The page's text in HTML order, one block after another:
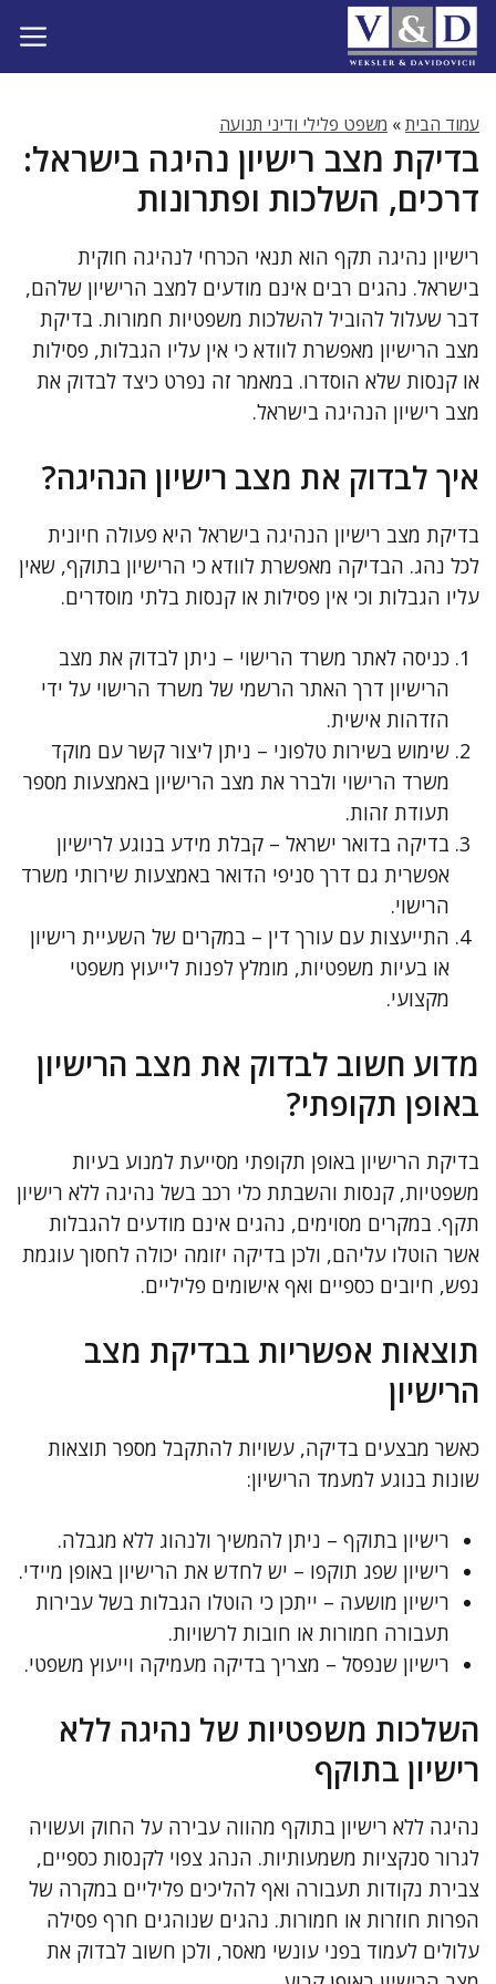
לדלג
לתוכן
עמוד הבית» משפט פלילי ודיני תנועה
בדיקת מצב רישיון נהיגה בישראל:
דרכים, השלכות ופתרונות
רישיון נהיגה תקף הוא תנאי הכרחי לנהיגה חוקית
בישראל. נהגים רבים אינם מודעים למצב הרישיון שלהם,
דבר שעלול להוביל להשלכות משפטיות חמורות. בדיקת
מצב הרישיון מאפשרת לוודא כי אין עליו הגבלות, פסילות
או קנסות שלא הוסדרו. במאמר זה נפרט כיצד לבדוק את
מצב רישיון הנהיגה בישראל.
איך לבדוק את מצב רישיון הנהיגה?
בדיקת מצב רישיון הנהיגה בישראל היא פעולה חיונית
לכל נהג. הבדיקה מאפשרת לוודא כי הרישיון בתוקף, שאין
עליו הגבלות וכי אין פסילות או קנסות בלתי מוסדרים.
כניסה לאתר משרד הרישוי – ניתן לבדוק את מצב
הרישיון דרך האתר הרשמי של משרד הרישוי על ידי
הזדהות אישית.
שימוש בשירות טלפוני – ניתן ליצור קשר עם מוקד
משרד הרישוי ולברר את מצב הרישיון באמצעות מספר
תעודת זהות.
בדיקה בדואר ישראל – קבלת מידע בנוגע לרישיון
אפשרית גם דרך סניפי הדואר באמצעות שירותי משרד
הרישוי.
התייעצות עם עורך דין – במקרים של השעיית רישיון
או בעיות משפטיות, מומלץ לפנות לייעוץ משפטי
מקצועי.
מדוע חשוב לבדוק את מצב הרישיון
באופן תקופתי?
בדיקת הרישיון באופן תקופתי מסייעת למנוע בעיות
משפטיות, קנסות והשבתת כלי רכב בשל נהיגה ללא רישיון
תקף. במקרים מסוימים, נהגים אינם מודעים להגבלות
אשר הוטלו עליהם, ולכן בדיקה יזומה יכולה לחסוך עוגמת
נפש, חיובים כספיים ואף אישומים פליליים.
תוצאות אפשריות בבדיקת מצב
הרישיון
כאשר מבצעים בדיקה, עשויות להתקבל מספר תוצאות
שונות בנוגע למעמד הרישיון:
רישיון בתוקף – ניתן להמשיך ולנהוג ללא מגבלה.
רישיון שפג תוקפו – יש לחדש את הרישיון באופן מיידי.
רישיון מושעה – ייתכן כי הוטלו הגבלות בשל עבירות
תעבורה חמורות או חובות לרשויות.
רישיון שנפסל – מצריך בדיקה מעמיקה וייעוץ משפטי.
השלכות משפטיות של נהיגה ללא
רישיון בתוקף
נהיגה ללא רישיון בתוקף מהווה עבירה על החוק ועשויה
לגרור סנקציות משמעותיות. הנהג צפוי לקנסות כספיים,
צבירת נקודות תעבורה ואף להליכים פליליים במקרה של
הפרות חוזרות או חמורות. נהגים שנוהגים חרף פסילה
עלולים לעמוד בפני עונשי מאסר, ולכן חשוב לבדוק את